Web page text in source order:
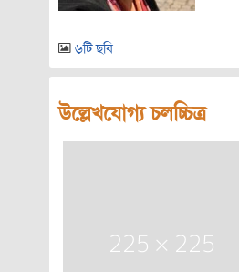
৬টি ছবি
উল্লেখযোগ্য চলচ্চিত্র